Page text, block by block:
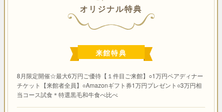
オリジナル特典
来館特典
8月限定開催☆最大6万円ご優待【１件目ご来館】○1万円ペアディナー
チケット【来館者全員】○Amazonギフト券1万円プレゼント○3万円相
当コース試食＊特選黒毛和牛食べ比べ